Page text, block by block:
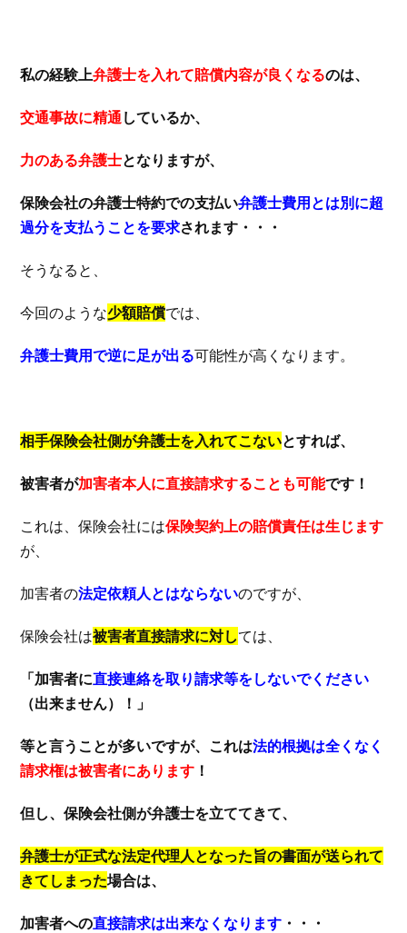
私の経験上弁護士を入れて賠償内容が良くなるのは、
交通事故に精通 しているか、
力のある弁護士となりますが、
保険会社の弁護士特約での支払い弁護士費用とは別に超
過分を支払うことを要求されます・・・
そうなると、
今回のような少額賠償では、
弁護士費用で逆に足が出る可能性が高くなります。
相手保険会社側が弁護士を入れてこないとすれば、
被害者が加害者本人に直接請求することも可能です！
これは、保険会社には保険契約上の賠償責任は生じます
が、
加害者の法定依頼人とはならないのですが、
保険会社は被害者直接請求に対しては、
「加害者に直接連絡を取り請求等をしないでください
（出来ません）！」
等と言うことが多いですが、これは法的根拠は全くなく
請求権は被害者にあります ！
但し、保険会社側が弁護士を立ててきて、
弁護士が正式な法定代理人となった旨の書面が送られて
きてしまった場合は、
加害者への直接請求は出来なくなります ・・・